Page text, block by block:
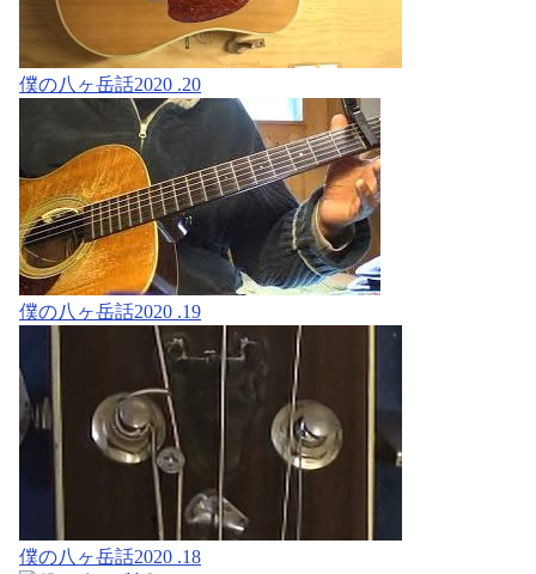
僕の八ヶ岳話2020 .20
僕の八ヶ岳話2020 .19
僕の八ヶ岳話2020 .18